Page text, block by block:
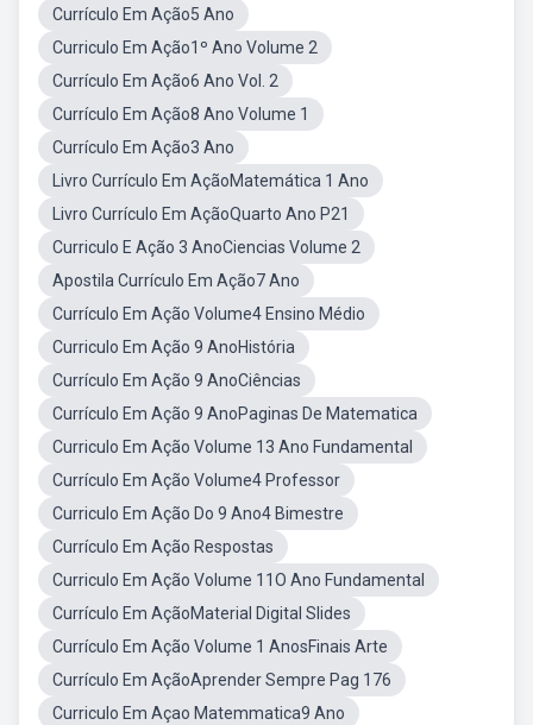
Currículo Em Ação5 Ano
Curriculo Em Ação1º Ano Volume 2
Currículo Em Ação6 Ano Vol. 2
Currículo Em Ação8 Ano Volume 1
Currículo Em Ação3 Ano
Livro Currículo Em AçãoMatemática 1 Ano
Livro Currículo Em AçãoQuarto Ano P21
Curriculo E Ação 3 AnoCiencias Volume 2
Apostila Currículo Em Ação7 Ano
Currículo Em Ação Volume4 Ensino Médio
Curriculo Em Ação 9 AnoHistória
Currículo Em Ação 9 AnoCiências
Currículo Em Ação 9 AnoPaginas De Matematica
Curriculo Em Ação Volume 13 Ano Fundamental
Currículo Em Ação Volume4 Professor
Curriculo Em Ação Do 9 Ano4 Bimestre
Currículo Em Ação Respostas
Curriculo Em Ação Volume 11O Ano Fundamental
Currículo Em AçãoMaterial Digital Slides
Currículo Em Ação Volume 1 AnosFinais Arte
Currículo Em AçãoAprender Sempre Pag 176
Curriculo Em Açao Matemmatica9 Ano